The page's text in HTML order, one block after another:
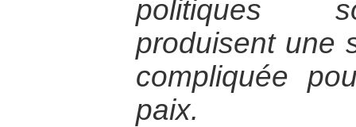
politiques
produisent une
compliquée
paix.